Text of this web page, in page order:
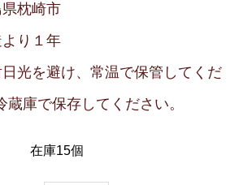
枕崎市
り１年
光を避け、常温で保管してくだ
蔵庫で保存してください。
在庫15個